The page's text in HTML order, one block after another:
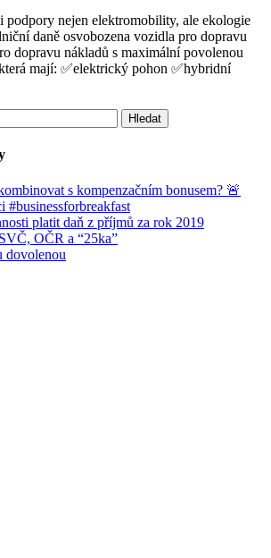
nejen elektromobility, ale ekologie
daně osvobozena vozidla pro dopravu
dopravu nákladů s maximální povolenou
mají: ✅elektrický pohon ✅hybridní
s kompenzačním bonusem? 🚨
#businessforbreakfast
platit daň z příjmů za rok 2019
OČR a “25ka”
dovolenou